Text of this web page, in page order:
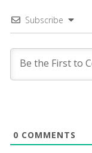
Subscribe
0 COMMENTS